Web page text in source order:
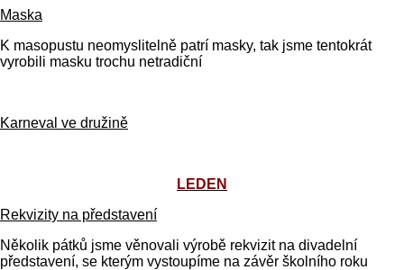
Maska
K masopustu neomyslitelně patrí masky, tak jsme tentokrát
vyrobili masku trochu netradiční
Karneval ve družině
LEDEN
Rekvizity na představení
Několik pátků jsme věnovali výrobě rekvizit na divadelní
představení, se kterým vystoupíme na závěr školního roku